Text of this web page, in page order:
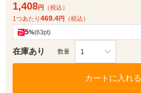
1,408円
（税込）
1つあたり 469.4円 （税込）
5%(63pt)
在庫あり 数量 1
カートに入れる